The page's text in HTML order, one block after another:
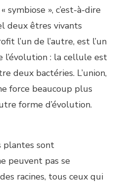
symbiose », c’est-à-dire
deux êtres vivants
l’un de l’autre, est l’un
l’évolution : la cellule est
deux bactéries. L’union,
force beaucoup plus
forme d’évolution.
plantes sont
peuvent pas se
racines, tous ceux qui